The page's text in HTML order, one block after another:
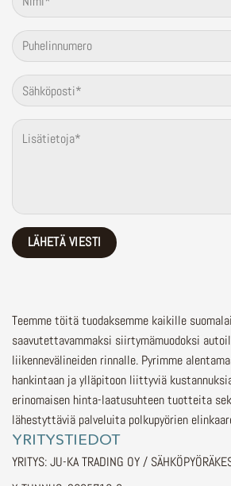
Teemme töitä tuodaksemme kaikille
saavutettavammaksi siirtymämuodoksi
liikennevälineiden rinnalle. Pyrimme
hankintaan ja ylläpitoon liittyviä
erinomaisen hinta-laatusuhteen tuotteita
lähestyttäviä palveluita polkupyörien
YRITYSTIEDOT
YRITYS: JU-KA TRADING OY /